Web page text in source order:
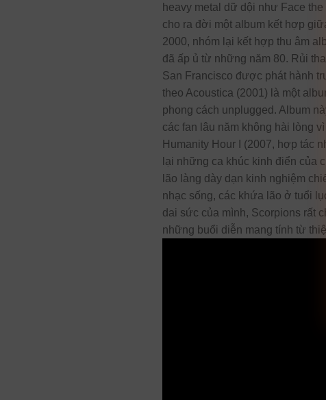
heavy metal dữ dội như Face
cho ra đời một album kết hợp
2000, nhóm lại kết hợp thu âm
đã ấp ủ từ những năm 80. Rủi
San Francisco được phát hành
theo Acoustica (2001) là một
phong cách unplugged. Album
các fan lâu năm không hài lòng
Humanity Hour I (2007, hợp tác
lại những ca khúc kinh điển của
lão làng dày dạn kinh nghiệm
nhạc sống, các khứa lão ở tuổi
dai sức của mình, Scorpions rất
những buổi diễn mang tính từ